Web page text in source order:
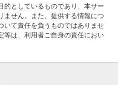
的としているものであり、本サー
ません。また、提供する情報につ
いて責任を負うものではありませ
等は、利用者ご自身の責任におい